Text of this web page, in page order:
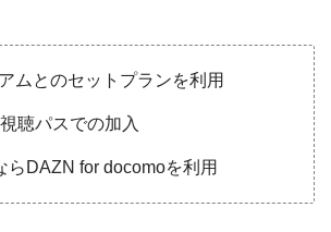
ムとのセットプランを利用
聴パスでの加入
らDAZN for docomoを利用